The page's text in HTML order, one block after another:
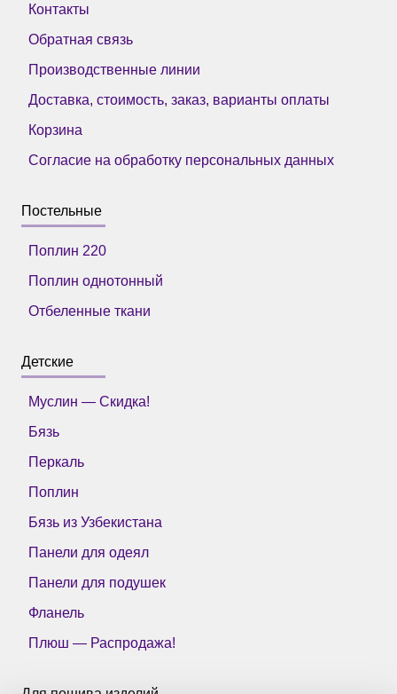
Контакты
Обратная связь
Производственные линии
Доставка, стоимость, заказ, варианты оплаты
Корзина
Согласие на обработку персональных данных
Постельные
Поплин 220
Поплин однотонный
Отбеленные ткани
Детские
Муслин — Скидка!
Бязь
Перкаль
Поплин
Бязь из Узбекистана
Панели для одеял
Панели для подушек
Фланель
Плюш — Распродажа!